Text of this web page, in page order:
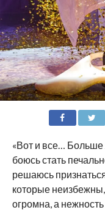
«Вот и все… Больше
боюсь стать
решаюсь
которые
огромна, а